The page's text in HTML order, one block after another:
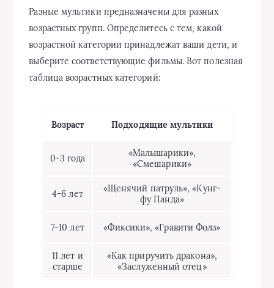
Разные мультики предназначены для разных
возрастных групп. Определитесь с тем, какой
возрастной категории принадлежат ваши дети, и
выберите соответствующие фильмы. Вот полезная
таблица возрастных категорий:
Возраст Подходящие мультики
0-3 года
«Малышарики»,
«Смешарики»
4-6 лет
«Щенячий патруль», «Кунг-
фу Панда»
7-10 лет «Фиксики», «Гравити Фолз»
11 лет и
старше
«Как приручить дракона»,
«Заслуженный отец»